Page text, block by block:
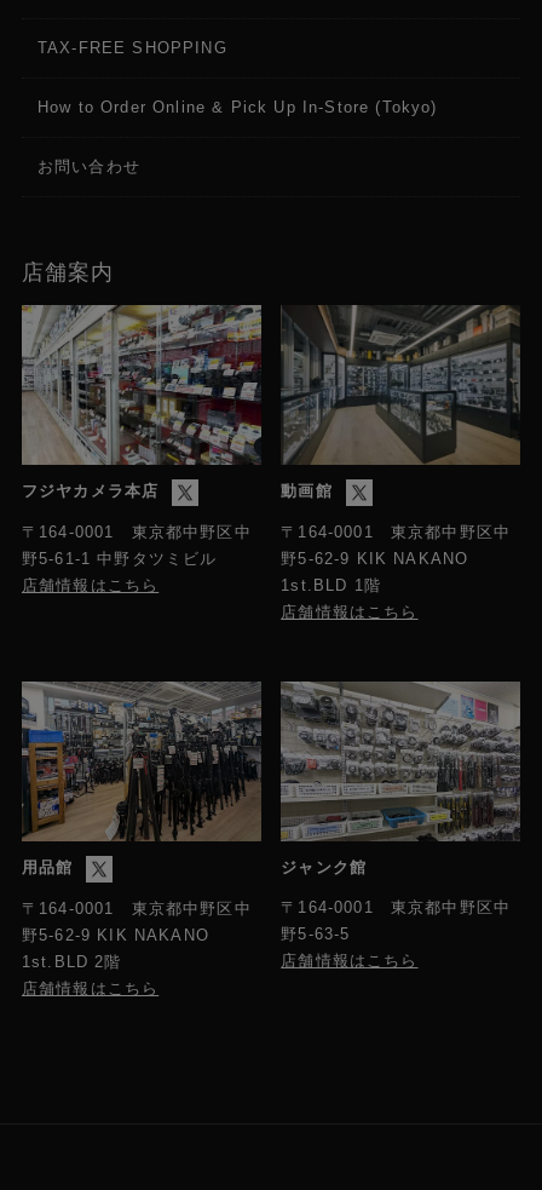
TAX-FREE SHOPPING
How to Order Online & Pick Up In-Store (Tokyo)
お問い合わせ
店舗案内
フジヤカメラ本店
〒164-0001 東京都中野区中
野5-61-1 中野タツミビル
店舗情報はこちら
動画館
〒164-0001 東京都中野区中
野5-62-9 KIK NAKANO
1st.BLD 1階
店舗情報はこちら
用品館
〒164-0001 東京都中野区中
野5-62-9 KIK NAKANO
1st.BLD 2階
店舗情報はこちら
ジャンク館
〒164-0001 東京都中野区中
野5-63-5
店舗情報はこちら